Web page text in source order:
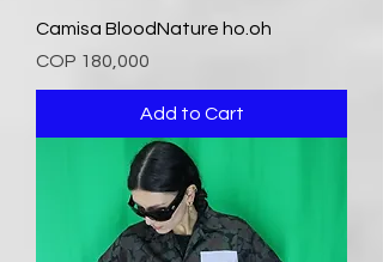
Camisa BloodNature ho.oh
Price
COP 180,000
Add to Cart